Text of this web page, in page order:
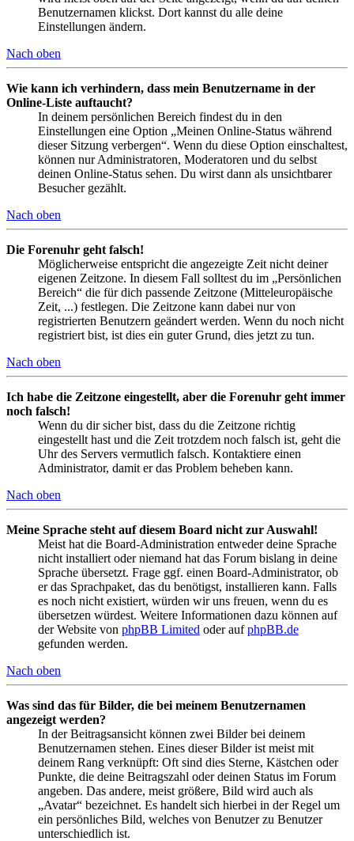
Benutzernamen klickst. Dort kannst du alle deine
Einstellungen ändern.
Nach oben
Wie kann ich verhindern, dass mein Benutzername in der
Online-Liste auftaucht?
In deinem persönlichen Bereich findest du in den
Einstellungen eine Option „Meinen Online-Status während
dieser Sitzung verbergen“. Wenn du diese Option einschaltest,
können nur Administratoren, Moderatoren und du selbst
deinen Online-Status sehen. Du wirst dann als unsichtbarer
Besucher gezählt.
Nach oben
Die Forenuhr geht falsch!
Möglicherweise entspricht die angezeigte Zeit nicht deiner
eigenen Zeitzone. In diesem Fall solltest du im „Persönlichen
Bereich“ die für dich passende Zeitzone (Mitteleuropäische
Zeit, ...) festlegen. Die Zeitzone kann dabei nur von
registrierten Benutzern geändert werden. Wenn du noch nicht
registriert bist, ist dies ein guter Grund, dies jetzt zu tun.
Nach oben
Ich habe die Zeitzone eingestellt, aber die Forenuhr geht immer
noch falsch!
Wenn du dir sicher bist, dass du die Zeitzone richtig
eingestellt hast und die Zeit trotzdem noch falsch ist, geht die
Uhr des Servers vermutlich falsch. Kontaktiere einen
Administrator, damit er das Problem beheben kann.
Nach oben
Meine Sprache steht auf diesem Board nicht zur Auswahl!
Meist hat die Board-Administration entweder deine Sprache
nicht installiert oder niemand hat das Forum bislang in deine
Sprache übersetzt. Frage ggf. einen Board-Administrator, ob
er das Sprachpaket, das du benötigst, installieren kann. Falls
es noch nicht existiert, würden wir uns freuen, wenn du es
übersetzen würdest. Weitere Informationen dazu können auf
der Website von phpBB Limited oder aufphpBB.de
gefunden werden.
Nach oben
Was sind das für Bilder, die bei meinem Benutzernamen
angezeigt werden?
In der Beitragsansicht können zwei Bilder bei deinem
Benutzernamen stehen. Eines dieser Bilder ist meist mit
deinem Rang verknüpft: Oft sind dies Sterne, Kästchen oder
Punkte, die deine Beitragszahl oder deinen Status im Forum
angeben. Das andere, meist größere, Bild wird auch als
„Avatar“ bezeichnet. Es handelt sich hierbei in der Regel um
ein persönliches Bild, welches von Benutzer zu Benutzer
unterschiedlich ist.